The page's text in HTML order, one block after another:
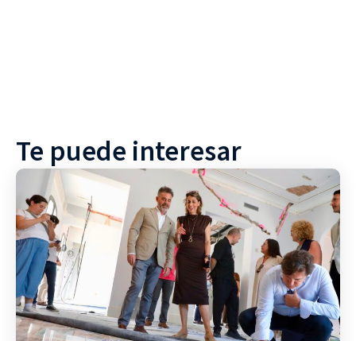
Te puede interesar